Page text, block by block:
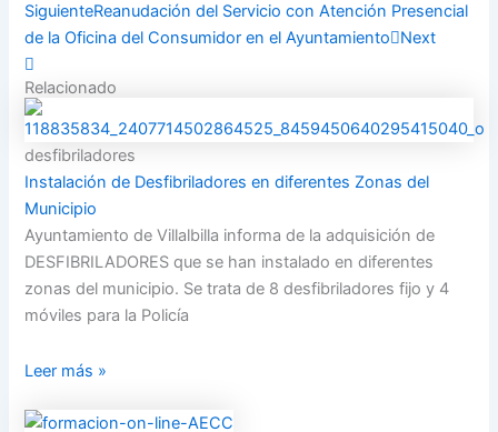
SiguienteReanudación del Servicio con Atención Presencial
de la Oficina del Consumidor en el Ayuntamiento
Next
Relacionado
desfibriladores
Instalación de Desfibriladores en diferentes Zonas del
Municipio
Ayuntamiento de Villalbilla informa de la adquisición de
DESFIBRILADORES que se han instalado en diferentes
zonas del municipio. Se trata de 8 desfibriladores fijo y 4
móviles para la Policía
Leer más »